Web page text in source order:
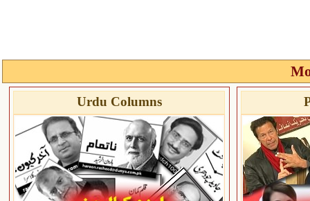
Urdu Columns